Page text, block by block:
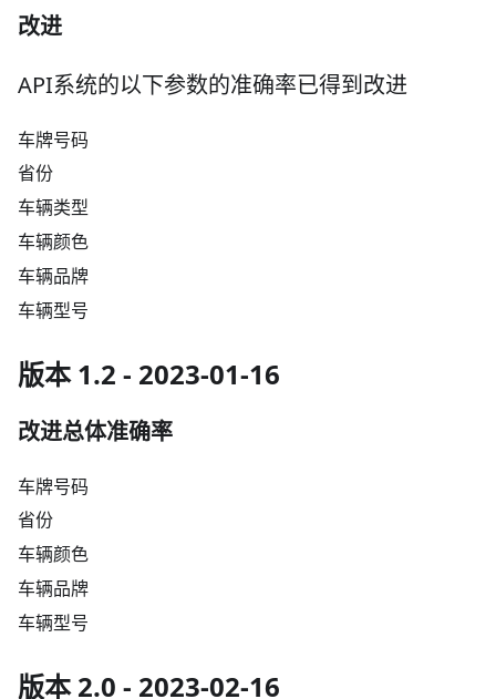
改进
API系统的以下参数的准确率已得到改进
车牌号码
省份
车辆类型
车辆颜色
车辆品牌
车辆型号
版本 1.2 - 2023-01-16
改进总体准确率
车牌号码
省份
车辆颜色
车辆品牌
车辆型号
版本 2.0 - 2023-02-16